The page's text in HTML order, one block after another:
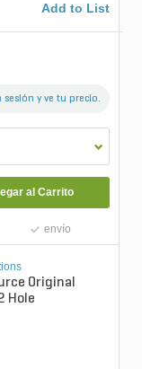
Add to List
sesión y ve tu precio.
al Carrito
envío
Original
Hole